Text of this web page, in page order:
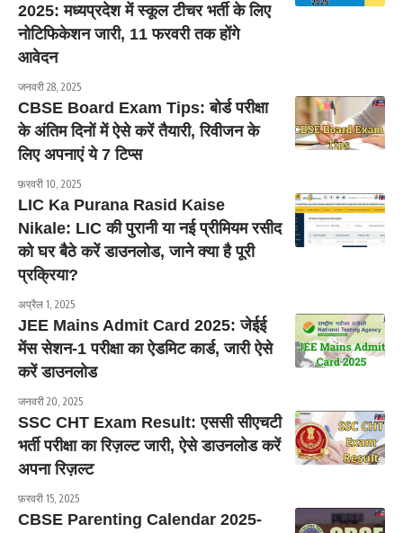
2025: मध्यप्रदेश में स्कूल टीचर भर्ती के लिए
नोटिफिकेशन जारी, 11 फरवरी तक होंगे
आवेदन
जनवरी 28, 2025
CBSE Board Exam Tips: बोर्ड परीक्षा
के अंतिम दिनों में ऐसे करें तैयारी, रिवीजन के
लिए अपनाएं ये 7 टिप्स
फ़रवरी 10, 2025
LIC Ka Purana Rasid Kaise
Nikale: LIC की पुरानी या नई प्रीमियम रसीद
को घर बैठे करें डाउनलोड, जाने क्या है पूरी
प्रक्रिया?
अप्रैल 1, 2025
JEE Mains Admit Card 2025: जेईई
मेंस सेशन-1 परीक्षा का ऐडमिट कार्ड, जारी ऐसे
करें डाउनलोड
जनवरी 20, 2025
SSC CHT Exam Result: एससी सीएचटी
भर्ती परीक्षा का रिज़ल्ट जारी, ऐसे डाउनलोड करें
अपना रिज़ल्ट
फ़रवरी 15, 2025
CBSE Parenting Calendar 2025-